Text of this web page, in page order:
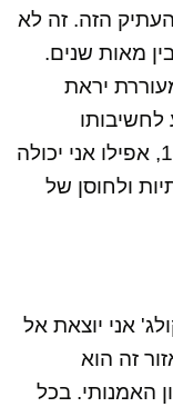
הזה. זה לא
מאות שנים.
יראת
המונומנטלית. למרות שאני רק בת 11, אפילו אני יכולה
ולחוסן של
אני יוצאת אל
זה הוא
האמנותי. בכל